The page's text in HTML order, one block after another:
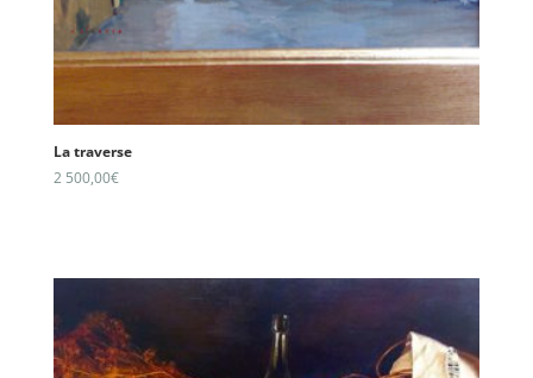
La traverse
2 500,00€